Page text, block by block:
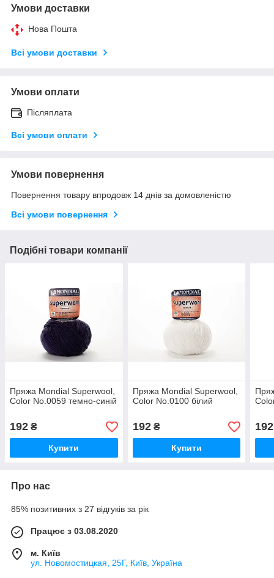
Умови доставки
Нова Пошта
Всі умови доставки
Умови оплати
Післяплата
Всі умови оплати
Умови повернення
Повернення товару впродовж 14 днів за домовленістю
Всі умови повернення
Подібні товари компанії
Пряжа Mondial Superwool,
Color No.0059 темно-синій
192 ₴
Купити
Пряжа Mondial Superwool,
Color No.0100 білий
192₴
Купити
192
Про нас
85% позитивних з 27 відгуків за рік
Працює з 03.08.2020
м. Київ
ул. Новомостицкая, 25Г, Київ, Україна